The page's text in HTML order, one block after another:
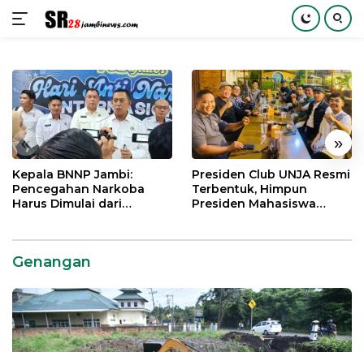
konten
« »
Kepala BNNP Jambi:
Pencegahan Narkoba
Harus Dimulai dari
Presiden Club UNJA Resmi
Terbentuk, Himpun
Presiden Mahasiswa
Genangan